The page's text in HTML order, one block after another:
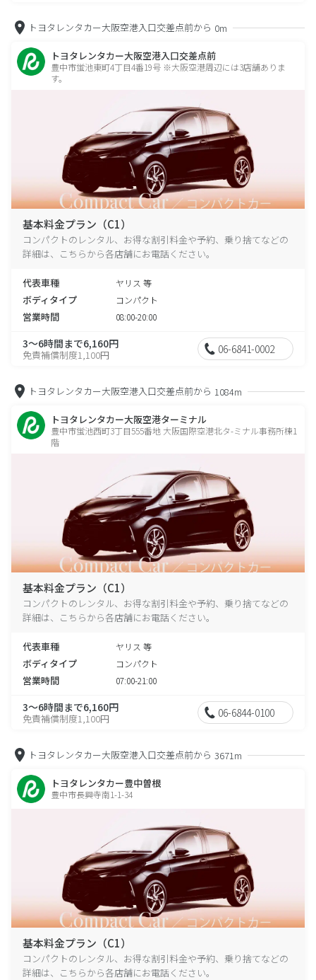
トヨタレンタカー大阪空港入口交差点前から 0m
トヨタレンタカー大阪空港入口交差点前
豊中市蛍池東町4丁目4番19号 ※大阪空港周辺には3店舗ありま
す。
基本料金プラン（C1）
コンパクトのレンタル、お得な割引料金や予約、乗り捨てなどの
詳細は、こちらから各店舗にお電話ください。
代表車種 ヤリス 等
ボディタイプ コンパクト
営業時間 08:00-20:00
3～6時間まで6,160円
免責補償制度1,100円 06-6841-0002
トヨタレンタカー大阪空港入口交差点前から 1084m
トヨタレンタカー大阪空港ターミナル
豊中市蛍池西町3丁目555番地 大阪国際空港北タ-ミナル事務所棟1
階
基本料金プラン（C1）
コンパクトのレンタル、お得な割引料金や予約、乗り捨てなどの
詳細は、こちらから各店舗にお電話ください。
代表車種 ヤリス 等
ボディタイプ コンパクト
営業時間 07:00-21:00
3～6時間まで6,160円
免責補償制度1,100円 06-6844-0100
トヨタレンタカー大阪空港入口交差点前から 3671m
トヨタレンタカー豊中曽根
豊中市長興寺南1-1-34
基本料金プラン（C1）
コンパクトのレンタル、お得な割引料金や予約、乗り捨てなどの
詳細は、こちらから各店舗にお電話ください。